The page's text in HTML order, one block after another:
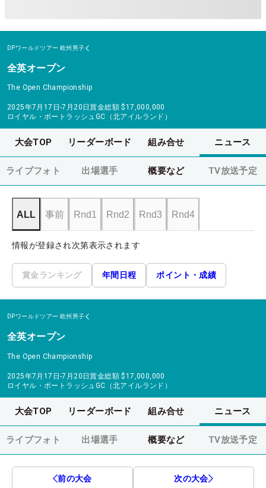
DPワールドツアー 欧州男子
全英オープン
The Open Championship
2025年7月17日-7月20日賞金総額 $17,000,000
ロイヤル・ポートラッシュGC（北アイルランド）
大会TOP リーダーボード 組み合せ ニュース
ライブフォト 出場選手 概要など TV放送予定
ALL 事前 Rnd1 Rnd2 Rnd3 Rnd4
情報が登録され次第表示されます
賞金ランキング 年間日程 ポイント・成績
DPワールドツアー 欧州男子
全英オープン
The Open Championship
2025年7月17日-7月20日賞金総額 $17,000,000
ロイヤル・ポートラッシュGC（北アイルランド）
大会TOP リーダーボード 組み合せ ニュース
ライブフォト 出場選手 概要など TV放送予定
前の大会 次の大会